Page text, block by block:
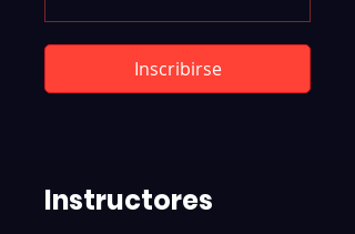
Inscribirse
Instructores